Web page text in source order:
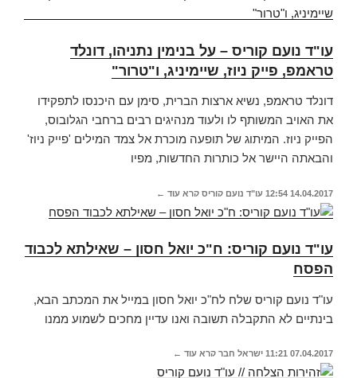
עו"ד נועם קוריס – על בנימין נתניהו, דונלד
טראמפ, פייק ניוז, שיימיניג, ו"טרור"
דונלד טראמפ, נשיא ארצות הברית, סימן עם היכנסו לתפקידו
את האויב המשותף לו ולעוד מנהיגים רבים ברחבי הגלובוס,
הפייק ניוז. המיתוג של תופעה מוכרת אל צמד המילים 'פייק ניוז'
והבאתה היישר אל כותרות החדשות, מפיו
14.04.2017
12:54 עו"ד נועם קוריס קרא עוד ←
עו"ד נועם קוריס: ח"כ יואל חסון – שאילתא לכבוד
הפסח
עו"ד נועם קוריס שלח לח"כ יואל חסון במייל את המכתב הבא,
בינתיים לא התקבלה תשובה ואנו עדיין מחכים לשמוע ממנו
07.04.2017
11:21 ישראל חבר קרא עוד ←